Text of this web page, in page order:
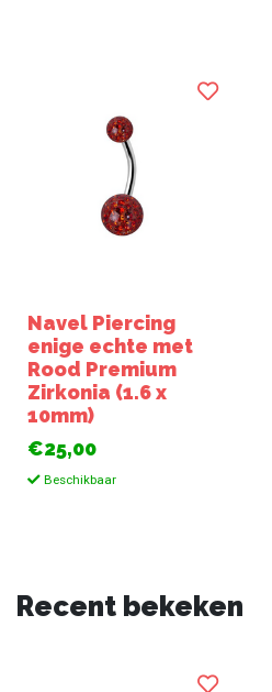
Navel Piercing
enige echte met
Rood Premium
Zirkonia (1.6 x
10mm)
€25,00
Beschikbaar
Recent bekeken